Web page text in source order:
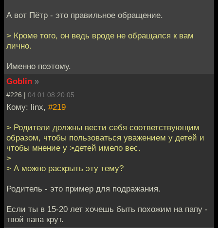
А вот Пётр - это правильное обращение.
> Кроме того, он ведь вроде не обращался к вам
лично.
Именно поэтому.
Goblin »
#226 | 04.01.08 20:05
Кому: linx, #219
> Родители должны вести себя соответствующим
образом, чтобы пользоваться уважением у детей и
чтобы мнение у >детей имело вес.
>
> А можно раскрыть эту тему?
Родитель - это пример для подражания.
Если ты в 15-20 лет хочешь быть похожим на папу -
твой папа крут.